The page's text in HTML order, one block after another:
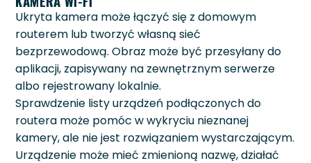
Ukryta kamera może łączyć się z domowym
routerem lub tworzyć własną sieć
bezprzewodową. Obraz może być przesyłany do
aplikacji, zapisywany na zewnętrznym serwerze
albo rejestrowany lokalnie.
Sprawdzenie listy urządzeń podłączonych do
routera może pomóc w wykryciu nieznanej
kamery, ale nie jest rozwiązaniem wystarczającym.
Urządzenie może mieć zmienioną nazwę, działać